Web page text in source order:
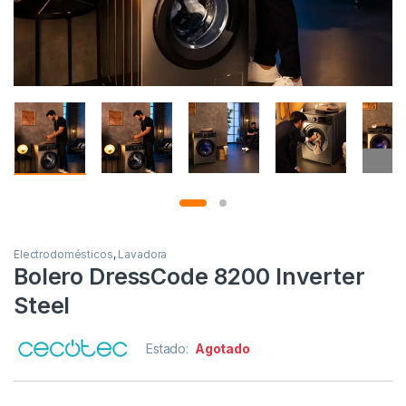
Electrodomésticos, Lavadora
Bolero DressCode 8200 Inverter
Steel
Estado: Agotado